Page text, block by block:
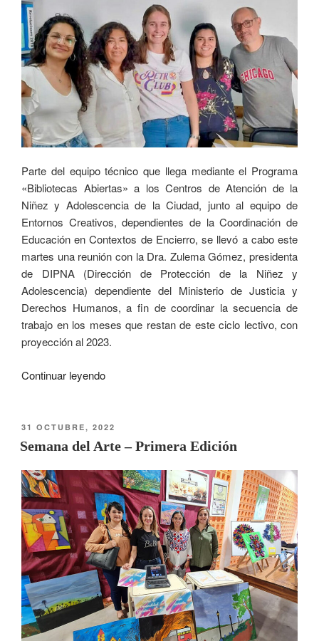
Parte del equipo técnico que llega mediante el Programa
«Bibliotecas Abiertas» a los Centros de Atención de la
Niñez y Adolescencia de la Ciudad, junto al equipo de
Entornos Creativos, dependientes de la Coordinación de
Educación en Contextos de Encierro, se llevó a cabo este
martes una reunión con la Dra. Zulema Gómez, presidenta
de DIPNA (Dirección de Protección de la Niñez y
Adolescencia) dependiente del Ministerio de Justicia y
Derechos Humanos, a fin de coordinar la secuencia de
trabajo en los meses que restan de este ciclo lectivo, con
proyección al 2023.
Continuar leyendo
31 OCTUBRE, 2022
Semana del Arte – Primera Edición